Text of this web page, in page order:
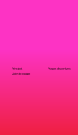
Principal Vagas disponíveis
Líder de equipe